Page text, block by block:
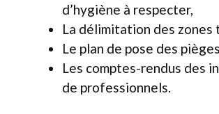
d’hygiène à respecter,
La délimitation des zones
Le plan de pose des pièges,
Les comptes-rendus des
de professionnels.